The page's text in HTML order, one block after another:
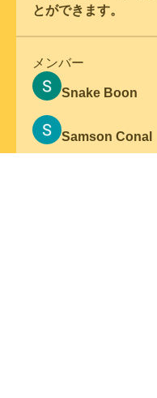
とができます。
メンバー
Snake Boon
Samson Conal